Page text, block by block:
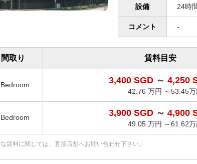
設備 24時
コメント -
間取り 賃料目安
3,400 SGD ～ 4,250
42.76 万円 ～53.45万
3,900 SGD ～ 4,900
49.05 万円 ～61.62万
賃料に関しては、直接店舗へお問い合わせ下さい。